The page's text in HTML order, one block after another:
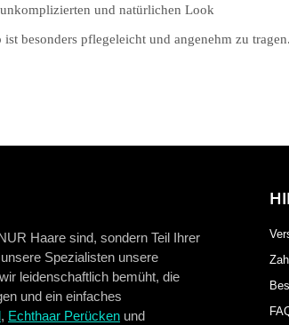
und natürlichen Look
besonders pflegeleicht und angenehm zu tragen.
Haare sind, sondern Teil Ihrer
Spezialisten unsere
leidenschaftlich bemüht, die
und ein einfaches
, Echthaar Perücken und